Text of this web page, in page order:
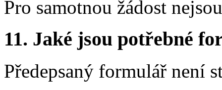
Pro samotnou žádost
11. Jaké jsou potřebné
Předepsaný formulář není